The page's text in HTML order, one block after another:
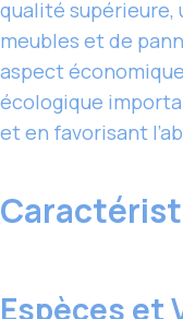
qualité supérieure,
meubles et de
aspect
écologique
et en favorisant
Espèces et